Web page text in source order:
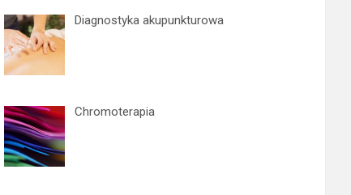
c
h
Diagnostyka akupunkturowa
Chromoterapia